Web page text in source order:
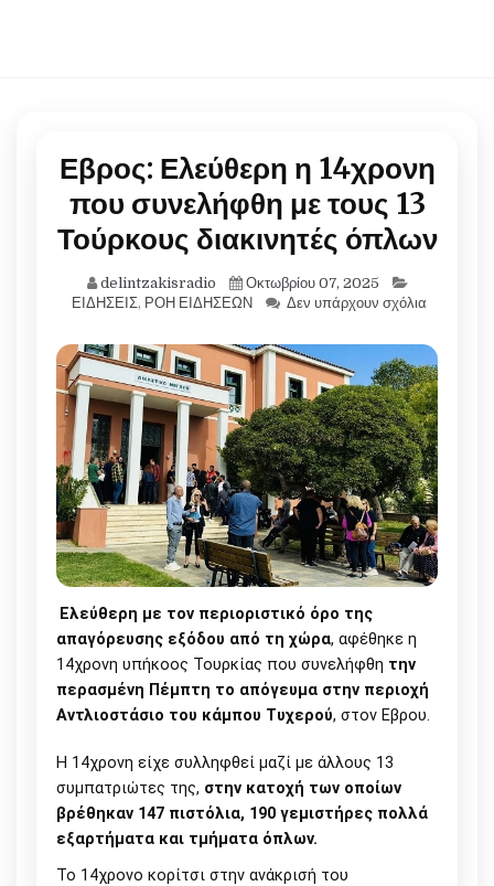
Εβρος: Ελεύθερη η 14χρονη
που συνελήφθη με τους 13
Τούρκους διακινητές όπλων
delintzakisradio
Οκτωβρίου 07, 2025
ΕΙΔΗΣΕΙΣ, ΡΟΗ ΕΙΔΗΣΕΩΝ Δεν υπάρχουν σχόλια
Ελεύθερη με τον περιοριστικό όρο της
απαγόρευσης εξόδου από τη χώρα, αφέθηκε η
14χρονη υπήκοος Τουρκίας που συνελήφθη την
περασμένη Πέμπτη το απόγευμα στην περιοχή
Αντλιοστάσιο του κάμπου Τυχερού, στον Εβρου.
Η 14χρονη είχε συλληφθεί μαζί με άλλους 13
συμπατριώτες της, στην κατοχή των οποίων
βρέθηκαν 147 πιστόλια, 190 γεμιστήρες πολλά
εξαρτήματα και τμήματα όπλων.
Το 14χρονο κορίτσι στην ανάκρισή του